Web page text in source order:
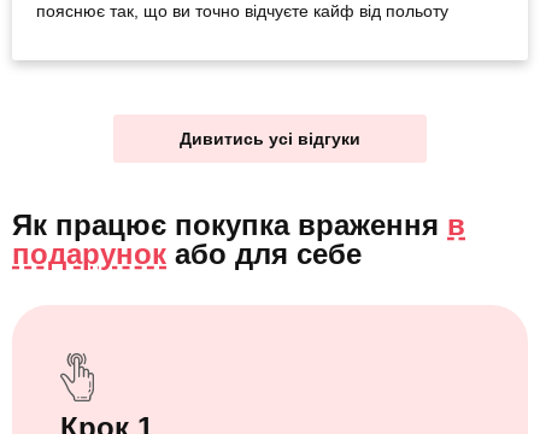
пояснює так, що ви точно відчуєте кайф від польоту
Дивитись усі відгуки
Як працює покупка враження в
подарунок або для себе